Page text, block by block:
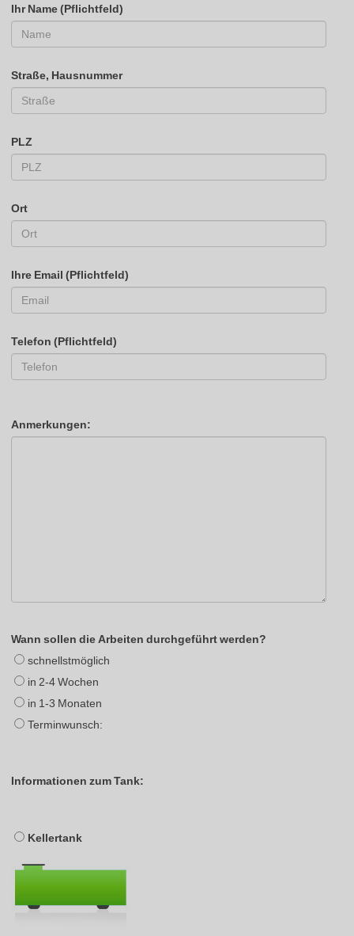
Ihr Name (Pflichtfeld)
Straße, Hausnummer
PLZ
Ort
Ihre Email (Pflichtfeld)
Telefon (Pflichtfeld)
Anmerkungen:
Wann sollen die Arbeiten durchgeführt werden?
schnellstmöglich
in 2-4 Wochen
in 1-3 Monaten
Terminwunsch:
Informationen zum Tank:
Kellertank